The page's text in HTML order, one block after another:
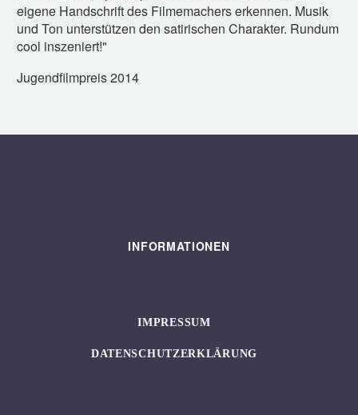
eigene Handschrift des Filmemachers erkennen. Musik
und Ton unterstützen den satirischen Charakter. Rundum
cool inszeniert!"
Jugendfilmpreis 2014
INFORMATIONEN
IMPRESSUM
DATENSCHUTZERKLÄRUNG